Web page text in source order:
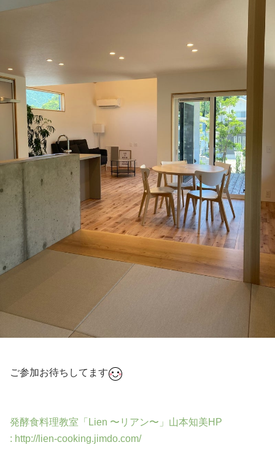
ご参加お待ちしてます
発酵食料理教室「Lien 〜リアン〜」山本知美HP
: http://lien-cooking.jimdo.com/